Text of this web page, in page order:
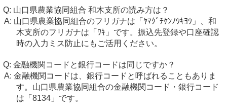
山口県農業協同組合 和木支所の読み方は？
山口県農業協同組合のフリガナは「ﾔﾏｸﾞﾁｹﾝﾉｳｷﾖｳ」、和
木支所のフリガナは「ﾜｷ」です。振込先登録や口座確認
時の入力ミス防止にもご活用ください。
金融機関コードと銀行コードは同じですか？
金融機関コードは、銀行コードと呼ばれることもありま
す。山口県農業協同組合の金融機関コード・銀行コード
は「8134」です。